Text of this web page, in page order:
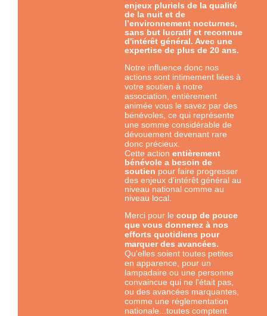
enjeux pluriels de la qualité
de la nuit et de
l’environnement nocturnes,
sans but lucratif et reconnue
d'intérêt général. Avec une
expertise de plus de 20 ans.
Notre influence donc nos
actions sont intimement liées à
votre soutien à notre
association, entièrement
animée vous le savez par des
bénévoles, ce qui représente
une somme considérable de
dévouement devenant rare
donc précieux.
Cette action entièrement
bénévole a besoin de
soutien pour faire progresser
des enjeux d'intérêt général au
niveau national comme au
niveau local.
Merci pour le coup de pouce
que vous donnerez à nos
efforts quotidiens pour
marquer des avancées.
Qu'elles soient toutes petites
en apparence, pour un
lampadaire ou une personne
convaincue qui ne l'était pas,
ou des avancées marquantes,
comme une réglementation
nationale...toutes comptent.